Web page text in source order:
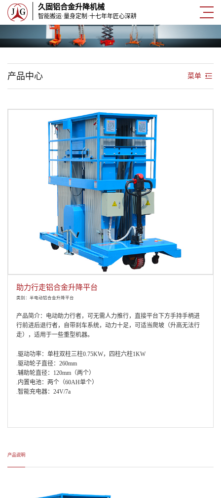
久固铝合金升降机械
智能搬运·量身定制·十七年年匠心深耕
菜单
产品中心
助力行走铝合金升降平台
类别：半电动铝合金升降平台
产品简介：电动助力行者，可无需人力推行，直接平台下方手持手柄进
行前进后退行者，自带刹车系统，动力十足，可适当爬坡（升高无法行
走），适用于一些重型机器。
.驱动功率：单柱双柱三柱0.75KW，四柱六柱1KW
.驱动轮子直径：260mm
.辅助轮直径：120mm（两个）
.内置电池：两个（60AH单个）
.智能充电器：24V/7a
产品说明